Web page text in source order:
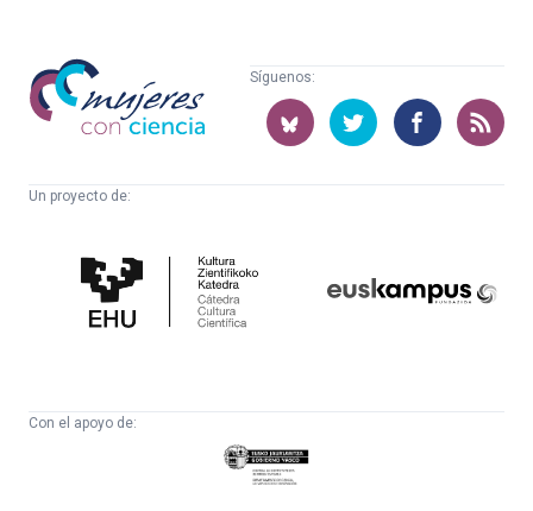
Mujeres
con
ciencia
Síguenos:
Un proyecto de:
Cultura
Científica
Con el apoyo de:
Eusko
Jaurlaritza